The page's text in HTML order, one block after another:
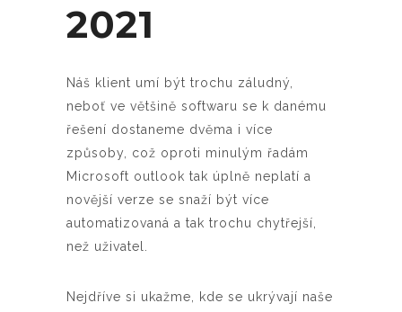
2021
Náš klient umí být trochu záludný,
neboť ve většině softwaru se k danému
řešení dostaneme dvěma i více
způsoby, což oproti minulým řadám
Microsoft outlook tak úplně neplatí a
novější verze se snaží být více
automatizovaná a tak trochu chytřejší,
než uživatel.
Nejdříve si ukažme, kde se ukrývají naše